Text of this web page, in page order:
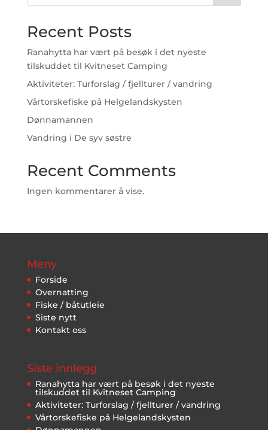
Recent Posts
Ranahytta har vært på besøk i det nyeste
tilskuddet til Kvitneset Camping
Aktiviteter: Turforslag / fjellturer / vandring
Vårtorskefiske på Helgelandskysten
Dønnamannen
Vandring i De syv søstre
Recent Comments
Ingen kommentarer å vise.
Meny
Forside
Overnatting
Fiske / båtutleie
Siste nytt
Kontakt oss
Siste innlegg
Ranahytta har vært på besøk i det nyeste
tilskuddet til Kvitneset Camping
Aktiviteter: Turforslag / fjellturer / vandring
Vårtorskefiske på Helgelandskysten